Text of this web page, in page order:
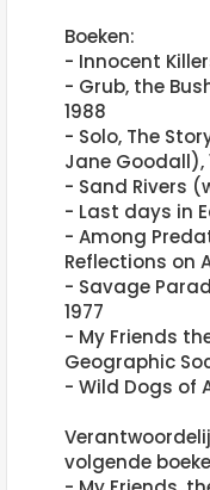
Boeken:
- Innocent
- Grub, the
1988
- Solo, The
Jane Goodall),
- Sand Rivers
- Last days in
- Among
Reflections on
- Savage
1977
- My Friends
Geographic
- Wild Dogs of
volgende